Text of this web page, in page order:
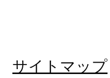
サイトマップ